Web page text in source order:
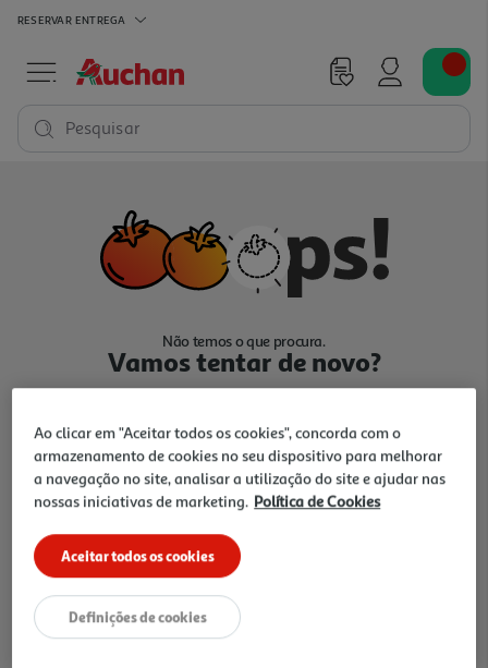
RESERVAR ENTREGA
Pesquisar
Não temos o que procura.
Vamos tentar de novo?
Ir para Homepage
Folhetos
Ao clicar em "Aceitar todos os cookies", concorda com o
armazenamento de cookies no seu dispositivo para melhorar
a navegação no site, analisar a utilização do site e ajudar nas
nossas iniciativas de marketing. Política de Cookies
Aceitar todos os cookies
Definições de cookies